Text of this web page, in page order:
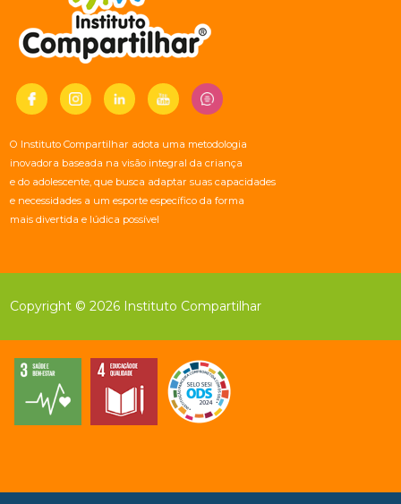
O Instituto Compartilhar adota uma metodologia
inovadora baseada na visão integral da criança
e do adolescente, que busca adaptar suas capacidades
e necessidades a um esporte específico da forma
mais divertida e lúdica possível
Copyright © 2026 Instituto Compartilhar